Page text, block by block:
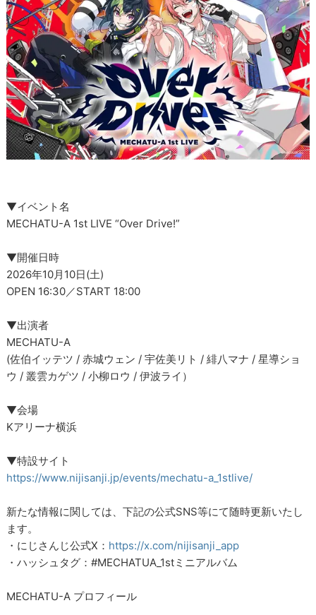
▼イベント名
MECHATU-A 1st LIVE “Over Drive!”
▼開催日時
2026年10月10日(土)
OPEN 16:30／START 18:00
▼出演者
MECHATU-A
(佐伯イッテツ / 赤城ウェン / 宇佐美リト / 緋八マナ / 星導ショ
ウ / 叢雲カゲツ / 小柳ロウ / 伊波ライ）
▼会場
Kアリーナ横浜
▼特設サイト
https://www.nijisanji.jp/events/mechatu-a_1stlive/
新たな情報に関しては、下記の公式SNS等にて随時更新いたし
ます。
・にじさんじ公式X： https://x.com/nijisanji_app
・ハッシュタグ：#MECHATUA_1stミニアルバム
MECHATU-A プロフィール